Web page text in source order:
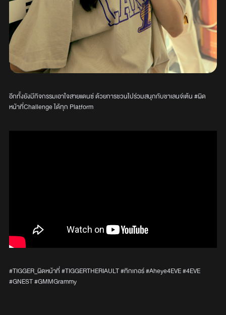
อีกทั้งยังมีกิจกรรมเอาใจสายแดนซ์ ด้วยการชวนไปร่วมสนุกกับชาเลนจ์เต้น #ผิด
หน้าที่Challenge ได้ทุก Platform
#TIGGER_ผิดหน้าที่ #TIGGERTHERIAULT #ทิกเกอร์ #Aheye4EVE #4EVE
#GNEST #GMMGrammy